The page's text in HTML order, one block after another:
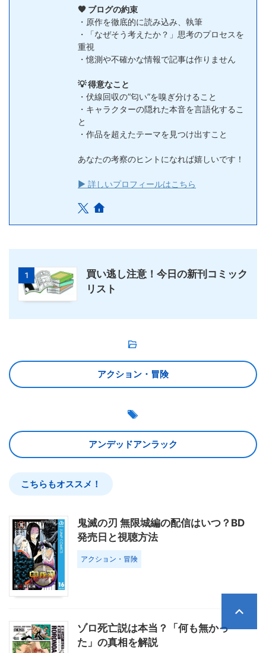
🧡 ブログの約束
・原作を徹底的に読み込み、執筆
・「なぜそう考えたか？」思考のプロセスを
重視
・憶測や不確かな情報で記事は作りません
💡 得意なこと
・伏線回収の”匂い”を嗅ぎ分けること
・キャラクターの隠れた本音を言語化するこ
と
・作品を超えたテーマを見つけ出すこと
あなたの考察のヒントになれば嬉しいです！
▶ 詳しいプロフィールはこちら
1
買い逃し注意！今日の新刊コミック
リスト
アクション・冒険
アンデッドアンラック
こちらもオススメ！
鬼滅の刃 無限城編の配信はいつ？BD
発売日と視聴方法
アクション・冒険
ゾロ死亡説は本当？「何も無かっ
た」の真相を解説